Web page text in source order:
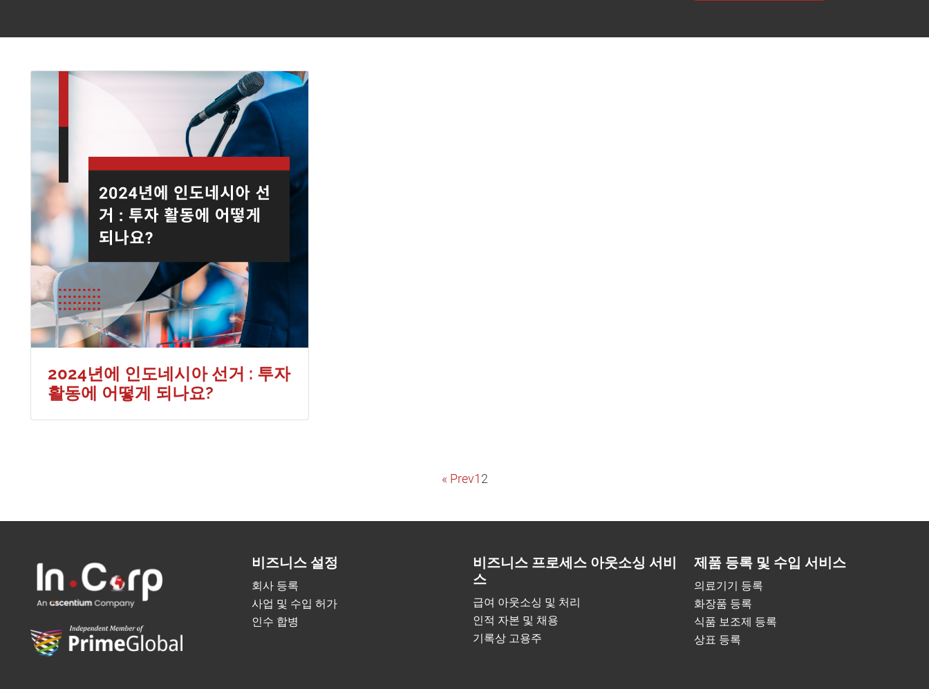
2024년에 인도네시아 선거 : 투자
활동에 어떻게 되나요?
« Prev1 2
비즈니스 설정
회사 등록
사업 및 수입 허가
인수 합병
비즈니스 프로세스 아웃소싱 서비
스
급여 아웃소싱 및 처리
인적 자본 및 채용
기록상 고용주
제품 등록 및 수입 서비스
의료기기 등록
화장품 등록
식품 보조제 등록
상표 등록